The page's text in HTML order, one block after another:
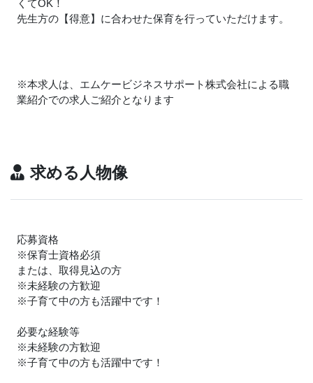
くてOK！
先生方の【得意】に合わせた保育を行っていただけます。
※本求人は、エムケービジネスサポート株式会社による職
業紹介での求人ご紹介となります
求める人物像
応募資格
※保育士資格必須
または、取得見込の方
※未経験の方歓迎
※子育て中の方も活躍中です！
必要な経験等
※未経験の方歓迎
※子育て中の方も活躍中です！